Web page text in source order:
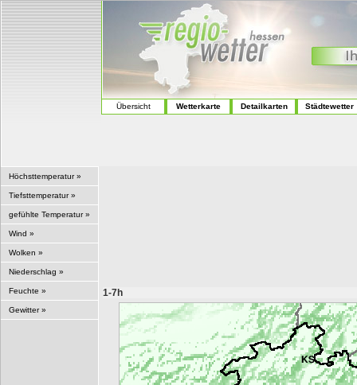
Übersicht Wetterkarte Detailkarten Städtewetter
Höchsttemperatur »
Tiefsttemperatur »
gefühlte Temperatur »
Wind »
Wolken »
Niederschlag »
Feuchte »
Gewitter »
1-7h